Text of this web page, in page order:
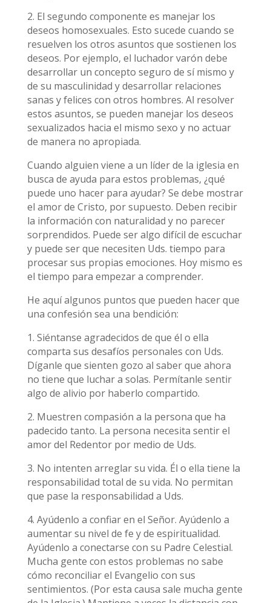
2. El segundo componente es manejar los
deseos homosexuales. Esto sucede cuando se
resuelven los otros asuntos que sostienen los
deseos. Por ejemplo, el luchador varón debe
desarrollar un concepto seguro de sí mismo y
de su masculinidad y desarrollar relaciones
sanas y felices con otros hombres. Al resolver
estos asuntos, se pueden manejar los deseos
sexualizados hacia el mismo sexo y no actuar
de manera no apropiada.
Cuando alguien viene a un líder de la iglesia en
busca de ayuda para estos problemas, ¿qué
puede uno hacer para ayudar? Se debe mostrar
el amor de Cristo, por supuesto. Deben recibir
la información con naturalidad y no parecer
sorprendidos. Puede ser algo difícil de escuchar
y puede ser que necesiten Uds. tiempo para
procesar sus propias emociones. Hoy mismo es
el tiempo para empezar a comprender.
He aquí algunos puntos que pueden hacer que
una confesión sea una bendición:
1. Siéntanse agradecidos de que él o ella
comparta sus desafíos personales con Uds.
Díganle que sienten gozo al saber que ahora
no tiene que luchar a solas. Permítanle sentir
algo de alivio por haberlo compartido.
2. Muestren compasión a la persona que ha
padecido tanto. La persona necesita sentir el
amor del Redentor por medio de Uds.
3. No intenten arreglar su vida. Él o ella tiene la
responsabilidad total de su vida. No permitan
que pase la responsabilidad a Uds.
4. Ayúdenlo a confiar en el Señor. Ayúdenlo a
aumentar su nivel de fe y de espiritualidad.
Ayúdenlo a conectarse con su Padre Celestial.
Mucha gente con estos problemas no sabe
cómo reconciliar el Evangelio con sus
sentimientos. (Por esta causa sale mucha gente